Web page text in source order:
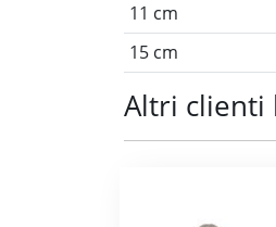
11 cm
15 cm
Altri clienti